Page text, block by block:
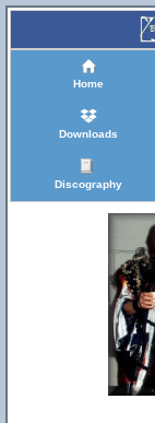
Home
Downloads
Discography